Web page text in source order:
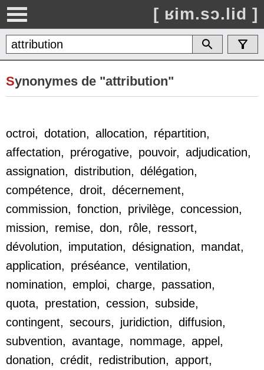
[ ʁim.sɔ.lid ]
Synonymes de "attribution"
octroi, dotation, allocation, répartition,
affectation, prérogative, pouvoir, adjudication,
assignation, distribution, délégation,
compétence, droit, décernement,
commission, fonction, privilège, concession,
mission, remise, don, rôle, ressort,
dévolution, imputation, désignation, mandat,
application, préséance, ventilation,
nomination, emploi, charge, passation,
quota, prestation, cession, subside,
contingent, secours, juridiction, diffusion,
subvention, avantage, nommage, appel,
donation, crédit, redistribution, apport,